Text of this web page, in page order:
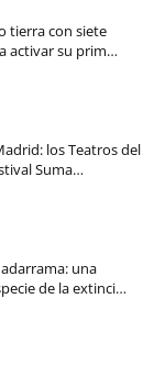
tierra con siete
activar su prim…
los Teatros del
Suma…
una
de la extinci…